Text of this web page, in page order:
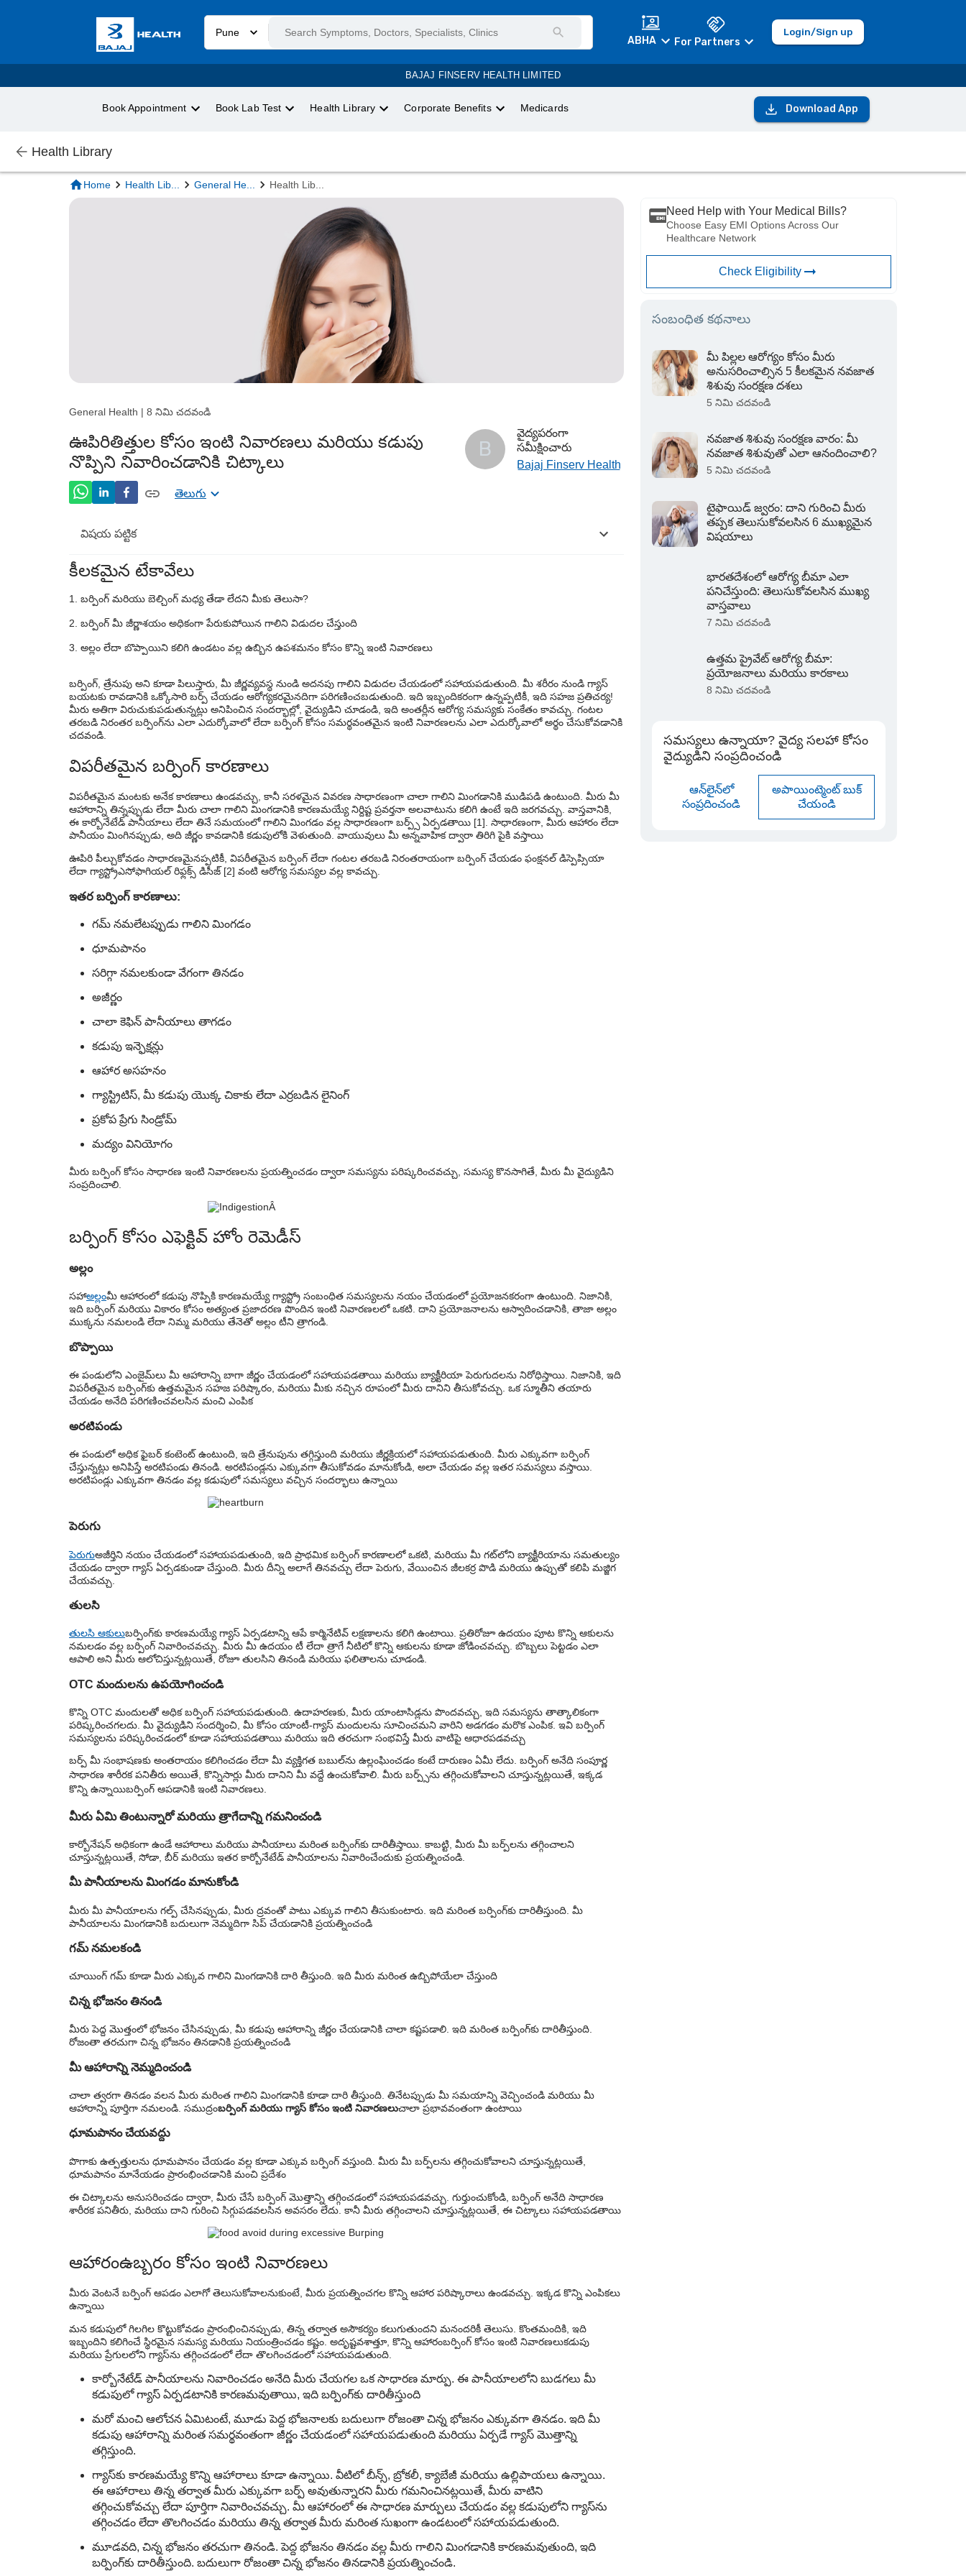
Pune
ABHA For Partners
Login/Sign up
BAJAJ FINSERV HEALTH LIMITED
Book Appointment Book Lab Test Health Library Corporate Benefits Medicards Download App
Health Library
Home Health Lib... General He... Health Lib...
General Health | 8 నిమి చదవండి
ఊపిరితిత్తుల కోసం ఇంటి నివారణలు మరియు కడుపు
నొప్పిని నివారించడానికి చిట్కాలు
B
వైద్యపరంగా
సమీక్షించారు
Bajaj Finserv Health
తెలుగు
విషయ పట్టిక
విపరీతమైన బర్పింగ్ కారణాలు
బర్పింగ్ కోసం ఎఫెక్టివ్ హోం రెమెడీస్
ఆహారంఉబ్బరం కోసం ఇంటి నివారణలు
బర్పింగ్ నిరోధించడానికి చిట్కాలు
తరచుగా అడుగు ప్రశ్నలు
కీలకమైన టేకావేలు
బర్పింగ్ మరియు బెల్చింగ్ మధ్య తేడా లేదని మీకు తెలుసా?
బర్పింగ్ మీ జీర్ణాశయం అధికంగా పేరుకుపోయిన గాలిని విడుదల చేస్తుంది
అల్లం లేదా బొప్పాయిని కలిగి ఉండటం వల్ల ఉబ్బిన ఉపశమనం కోసం కొన్ని ఇంటి నివారణలు
బర్పింగ్, త్రేనుపు అని కూడా పిలుస్తారు, మీ జీర్ణవ్యవస్థ నుండి అదనపు గాలిని విడుదల చేయడంలో సహాయపడుతుంది. మీ శరీరం నుండి గ్యాస్
బయటకు రావడానికి ఒక్కోసారి బర్ప్ చేయడం ఆరోగ్యకరమైనదిగా పరిగణించబడుతుంది. ఇది ఇబ్బందికరంగా ఉన్నప్పటికీ, ఇది సహజ ప్రతిచర్య!
మీరు అతిగా విరుచుకుపడుతున్నట్లు అనిపించిన సందర్భాల్లో, వైద్యుడిని చూడండి, ఇది అంతర్లీన ఆరోగ్య సమస్యకు సంకేతం కావచ్చు. గంటల
తరబడి నిరంతర బర్పింగ్‌ను ఎలా ఎదుర్కోవాలో లేదా బర్పింగ్ కోసం సమర్థవంతమైన ఇంటి నివారణలను ఎలా ఎదుర్కోవాలో అర్థం చేసుకోవడానికి
చదవండి.
విపరీతమైన బర్పింగ్ కారణాలు
విపరీతమైన మంటకు అనేక కారణాలు ఉండవచ్చు, కానీ సరళమైన వివరణ సాధారణంగా చాలా గాలిని మింగడానికి ముడిపడి ఉంటుంది. మీరు మీ
ఆహారాన్ని తిన్నప్పుడు లేదా మీరు చాలా గాలిని మింగడానికి కారణమయ్యే నిర్దిష్ట ప్రవర్తనా అలవాటును కలిగి ఉంటే ఇది జరగవచ్చు. వాస్తవానికి,
ఈ కార్బోనేటేడ్ పానీయాలు లేదా తినే సమయంలో గాలిని మింగడం వల్ల సాధారణంగా బర్ప్స్ ఏర్పడతాయి [1]. సాధారణంగా, మీరు ఆహారం లేదా
పానీయం మింగినప్పుడు, అది జీర్ణం కావడానికి కడుపులోకి వెళుతుంది. వాయువులు మీ అన్నవాహిక ద్వారా తిరిగి పైకి వస్తాయి
ఊపిరి పీల్చుకోవడం సాధారణమైనప్పటికీ, విపరీతమైన బర్పింగ్ లేదా గంటల తరబడి నిరంతరాయంగా బర్పింగ్ చేయడం ఫంక్షనల్ డిస్పెప్సియా
లేదా గ్యాస్ట్రోఎసోఫాగియల్ రిఫ్లక్స్ డిసీజ్ [2] వంటి ఆరోగ్య సమస్యల వల్ల కావచ్చు.
ఇతర బర్పింగ్ కారణాలు:
గమ్ నమలేటప్పుడు గాలిని మింగడం
ధూమపానం
సరిగ్గా నమలకుండా వేగంగా తినడం
అజీర్ణం
చాలా కెఫిన్ పానీయాలు తాగడం
కడుపు ఇన్ఫెక్షన్లు
ఆహార అసహనం
గ్యాస్ట్రిటిస్, మీ కడుపు యొక్క చికాకు లేదా ఎర్రబడిన లైనింగ్
ప్రకోప ప్రేగు సిండ్రోమ్
మద్యం వినియోగం
మీరు బర్పింగ్ కోసం సాధారణ ఇంటి నివారణలను ప్రయత్నించడం ద్వారా సమస్యను పరిష్కరించవచ్చు, సమస్య కొనసాగితే, మీరు మీ వైద్యుడిని
సంప్రదించాలి.
బర్పింగ్ కోసం ఎఫెక్టివ్ హోం రెమెడీస్
అల్లం
సహాఅల్లంమీ ఆహారంలో కడుపు నొప్పికి కారణమయ్యే గ్యాస్ట్రో సంబంధిత సమస్యలను నయం చేయడంలో ప్రయోజనకరంగా ఉంటుంది. నిజానికి,
ఇది బర్పింగ్ మరియు వికారం కోసం అత్యంత ప్రజాదరణ పొందిన ఇంటి నివారణలలో ఒకటి. దాని ప్రయోజనాలను ఆస్వాదించడానికి, తాజా అల్లం
ముక్కను నమలండి లేదా నిమ్మ మరియు తేనెతో అల్లం టీని త్రాగండి.
బొప్పాయి
ఈ పండులోని ఎంజైమ్‌లు మీ ఆహారాన్ని బాగా జీర్ణం చేయడంలో సహాయపడతాయి మరియు బ్యాక్టీరియా పెరుగుదలను నిరోధిస్తాయి. నిజానికి, ఇది
విపరీతమైన బర్పింగ్‌కు ఉత్తమమైన సహజ పరిష్కారం, మరియు మీకు నచ్చిన రూపంలో మీరు దానిని తీసుకోవచ్చు. ఒక స్మూతీని తయారు
చేయడం అనేది పరిగణించవలసిన మంచి ఎంపిక
అరటిపండు
ఈ పండులో అధిక ఫైబర్ కంటెంట్ ఉంటుంది, ఇది త్రేనుపును తగ్గిస్తుంది మరియు జీర్ణక్రియలో సహాయపడుతుంది. మీరు ఎక్కువగా బర్పింగ్
చేస్తున్నట్లు అనిపిస్తే అరటిపండు తినండి. అరటిపండ్లను ఎక్కువగా తీసుకోవడం మానుకోండి, అలా చేయడం వల్ల ఇతర సమస్యలు వస్తాయి.
అరటిపండ్లు ఎక్కువగా తినడం వల్ల కడుపులో సమస్యలు వచ్చిన సందర్భాలు ఉన్నాయి
పెరుగు
పెరుగుఅజీర్తిని నయం చేయడంలో సహాయపడుతుంది, ఇది ప్రాథమిక బర్పింగ్ కారణాలలో ఒకటి, మరియు మీ గట్‌లోని బ్యాక్టీరియాను సమతుల్యం
చేయడం ద్వారా గ్యాస్ ఏర్పడకుండా చేస్తుంది. మీరు దీన్ని అలాగే తినవచ్చు లేదా పెరుగు, వేయించిన జీలకర్ర పొడి మరియు ఉప్పుతో కలిపి మజ్జిగ
చేయవచ్చు.
తులసి
తులసి ఆకులుబర్పింగ్‌కు కారణమయ్యే గ్యాస్ ఏర్పడటాన్ని ఆపే కార్మినేటివ్ లక్షణాలను కలిగి ఉంటాయి. ప్రతిరోజూ ఉదయం పూట కొన్ని ఆకులను
నమలడం వల్ల బర్పింగ్ నివారించవచ్చు. మీరు మీ ఉదయం టీ లేదా త్రాగే నీటిలో కొన్ని ఆకులను కూడా జోడించవచ్చు. బొబ్బలు పెట్టడం ఎలా
ఆపాలి అని మీరు ఆలోచిస్తున్నట్లయితే, రోజూ తులసిని తినండి మరియు ఫలితాలను చూడండి.
OTC మందులను ఉపయోగించండి
కొన్ని OTC మందులతో అధిక బర్పింగ్ సహాయపడుతుంది. ఉదాహరణకు, మీరు యాంటాసిడ్లను పొందవచ్చు, ఇది సమస్యను తాత్కాలికంగా
పరిష్కరించగలదు. మీ వైద్యుడిని సందర్శించి, మీ కోసం యాంటీ-గ్యాస్ మందులను సూచించమని వారిని అడగడం మరొక ఎంపిక. ఇవి బర్పింగ్
సమస్యలను పరిష్కరించడంలో కూడా సహాయపడతాయి మరియు ఇది తరచుగా సంభవిస్తే మీరు వాటిపై ఆధారపడవచ్చు
బర్ప్ మీ సంభాషణకు అంతరాయం కలిగించడం లేదా మీ వ్యక్తిగత బబుల్‌ను ఉల్లంఘించడం కంటే దారుణం ఏమీ లేదు. బర్పింగ్ అనేది సంపూర్ణ
సాధారణ శారీరక పనితీరు అయితే, కొన్నిసార్లు మీరు దానిని మీ వద్దే ఉంచుకోవాలి. మీరు బర్ప్స్‌ను తగ్గించుకోవాలని చూస్తున్నట్లయితే, ఇక్కడ
కొన్ని ఉన్నాయిబర్పింగ్ ఆపడానికి ఇంటి నివారణలు.
మీరు ఏమి తింటున్నారో మరియు త్రాగేదాన్ని గమనించండి
కార్బోనేషన్ అధికంగా ఉండే ఆహారాలు మరియు పానీయాలు మరింత బర్పింగ్‌కు దారితీస్తాయి. కాబట్టి, మీరు మీ బర్ప్‌లను తగ్గించాలని
చూస్తున్నట్లయితే, సోడా, బీర్ మరియు ఇతర కార్బోనేటేడ్ పానీయాలను నివారించేందుకు ప్రయత్నించండి.
మీ పానీయాలను మింగడం మానుకోండి
మీరు మీ పానీయాలను గల్ప్ చేసినప్పుడు, మీరు ద్రవంతో పాటు ఎక్కువ గాలిని తీసుకుంటారు. ఇది మరింత బర్పింగ్‌కు దారితీస్తుంది. మీ
పానీయాలను మింగడానికి బదులుగా నెమ్మదిగా సిప్ చేయడానికి ప్రయత్నించండి
గమ్ నమలకండి
చూయింగ్ గమ్ కూడా మీరు ఎక్కువ గాలిని మింగడానికి దారి తీస్తుంది. ఇది మీరు మరింత ఉబ్బిపోయేలా చేస్తుంది
చిన్న భోజనం తినండి
మీరు పెద్ద మొత్తంలో భోజనం చేసినప్పుడు, మీ కడుపు ఆహారాన్ని జీర్ణం చేయడానికి చాలా కష్టపడాలి. ఇది మరింత బర్పింగ్‌కు దారితీస్తుంది.
రోజంతా తరచుగా చిన్న భోజనం తినడానికి ప్రయత్నించండి
మీ ఆహారాన్ని నెమ్మదించండి
చాలా త్వరగా తినడం వలన మీరు మరింత గాలిని మింగడానికి కూడా దారి తీస్తుంది. తినేటప్పుడు మీ సమయాన్ని వెచ్చించండి మరియు మీ
ఆహారాన్ని పూర్తిగా నమలండి. సముద్రంబర్పింగ్ మరియు గ్యాస్ కోసం ఇంటి నివారణలుచాలా ప్రభావవంతంగా ఉంటాయి
ధూమపానం చేయవద్దు
పొగాకు ఉత్పత్తులను ధూమపానం చేయడం వల్ల కూడా ఎక్కువ బర్పింగ్ వస్తుంది. మీరు మీ బర్ప్‌లను తగ్గించుకోవాలని చూస్తున్నట్లయితే,
ధూమపానం మానేయడం ప్రారంభించడానికి మంచి ప్రదేశం
ఈ చిట్కాలను అనుసరించడం ద్వారా, మీరు చేసే బర్పింగ్ మొత్తాన్ని తగ్గించడంలో సహాయపడవచ్చు. గుర్తుంచుకోండి, బర్పింగ్ అనేది సాధారణ
శారీరక పనితీరు, మరియు దాని గురించి సిగ్గుపడవలసిన అవసరం లేదు. కానీ మీరు తగ్గించాలని చూస్తున్నట్లయితే, ఈ చిట్కాలు సహాయపడతాయి
ఆహారంఉబ్బరం కోసం ఇంటి నివారణలు
మీరు వెంటనే బర్పింగ్ ఆపడం ఎలాగో తెలుసుకోవాలనుకుంటే, మీరు ప్రయత్నించగల కొన్ని ఆహార పరిష్కారాలు ఉండవచ్చు. ఇక్కడ కొన్ని ఎంపికలు
ఉన్నాయి
మన కడుపులో గిలగిల కొట్టుకోవడం ప్రారంభించినప్పుడు, తిన్న తర్వాత అసౌకర్యం కలుగుతుందని మనందరికీ తెలుసు. కొంతమందికి, ఇది
ఇబ్బందిని కలిగించే స్థిరమైన సమస్య మరియు నియంత్రించడం కష్టం. అదృష్టవశాత్తూ, కొన్ని ఆహారంబర్పింగ్ కోసం ఇంటి నివారణలుకడుపు
మరియు ప్రేగులలోని గ్యాస్‌ను తగ్గించడంలో లేదా తొలగించడంలో సహాయపడుతుంది.
కార్బోనేటేడ్ పానీయాలను నివారించడం అనేది మీరు చేయగల ఒక సాధారణ మార్పు. ఈ పానీయాలలోని బుడగలు మీ
కడుపులో గ్యాస్ ఏర్పడటానికి కారణమవుతాయి, ఇది బర్పింగ్‌కు దారితీస్తుంది
మరో మంచి ఆలోచన ఏమిటంటే, మూడు పెద్ద భోజనాలకు బదులుగా రోజంతా చిన్న భోజనం ఎక్కువగా తినడం. ఇది మీ
కడుపు ఆహారాన్ని మరింత సమర్థవంతంగా జీర్ణం చేయడంలో సహాయపడుతుంది మరియు ఏర్పడే గ్యాస్ మొత్తాన్ని
తగ్గిస్తుంది.
గ్యాస్‌కు కారణమయ్యే కొన్ని ఆహారాలు కూడా ఉన్నాయి. వీటిలో బీన్స్, బ్రోకలీ, క్యాబేజీ మరియు ఉల్లిపాయలు ఉన్నాయి.
ఈ ఆహారాలు తిన్న తర్వాత మీరు ఎక్కువగా బర్ప్ అవుతున్నారని మీరు గమనించినట్లయితే, మీరు వాటిని
తగ్గించుకోవచ్చు లేదా పూర్తిగా నివారించవచ్చు. మీ ఆహారంలో ఈ సాధారణ మార్పులు చేయడం వల్ల కడుపులోని గ్యాస్‌ను
తగ్గించడం లేదా తొలగించడం మరియు తిన్న తర్వాత మీరు మరింత సుఖంగా ఉండటంలో సహాయపడుతుంది.
మూడవది, చిన్న భోజనం తరచుగా తినండి. పెద్ద భోజనం తినడం వల్ల మీరు గాలిని మింగడానికి కారణమవుతుంది, ఇది
బర్పింగ్‌కు దారితీస్తుంది. బదులుగా రోజంతా చిన్న భోజనం తినడానికి ప్రయత్నించండి.
Need Help with Your Medical Bills?
Choose Easy EMI Options Across Our
Healthcare Network
Check Eligibility
సంబంధిత కథనాలు
మీ పిల్లల ఆరోగ్యం కోసం మీరు
అనుసరించాల్సిన 5 కీలకమైన నవజాత
శిశువు సంరక్షణ దశలు
5 నిమి చదవండి
నవజాత శిశువు సంరక్షణ వారం: మీ
నవజాత శిశువుతో ఎలా ఆనందించాలి?
5 నిమి చదవండి
టైఫాయిడ్ జ్వరం: దాని గురించి మీరు
తప్పక తెలుసుకోవలసిన 6 ముఖ్యమైన
విషయాలు
భారతదేశంలో ఆరోగ్య బీమా ఎలా
పనిచేస్తుంది: తెలుసుకోవలసిన ముఖ్య
వాస్తవాలు
7 నిమి చదవండి
ఉత్తమ ప్రైవేట్ ఆరోగ్య బీమా:
ప్రయోజనాలు మరియు కారకాలు
8 నిమి చదవండి
సమస్యలు ఉన్నాయా? వైద్య సలహా కోసం
వైద్యుడిని సంప్రదించండి
ఆన్‌లైన్‌లో
సంప్రదించండి
అపాయింట్మెంట్ బుక్
చేయండి